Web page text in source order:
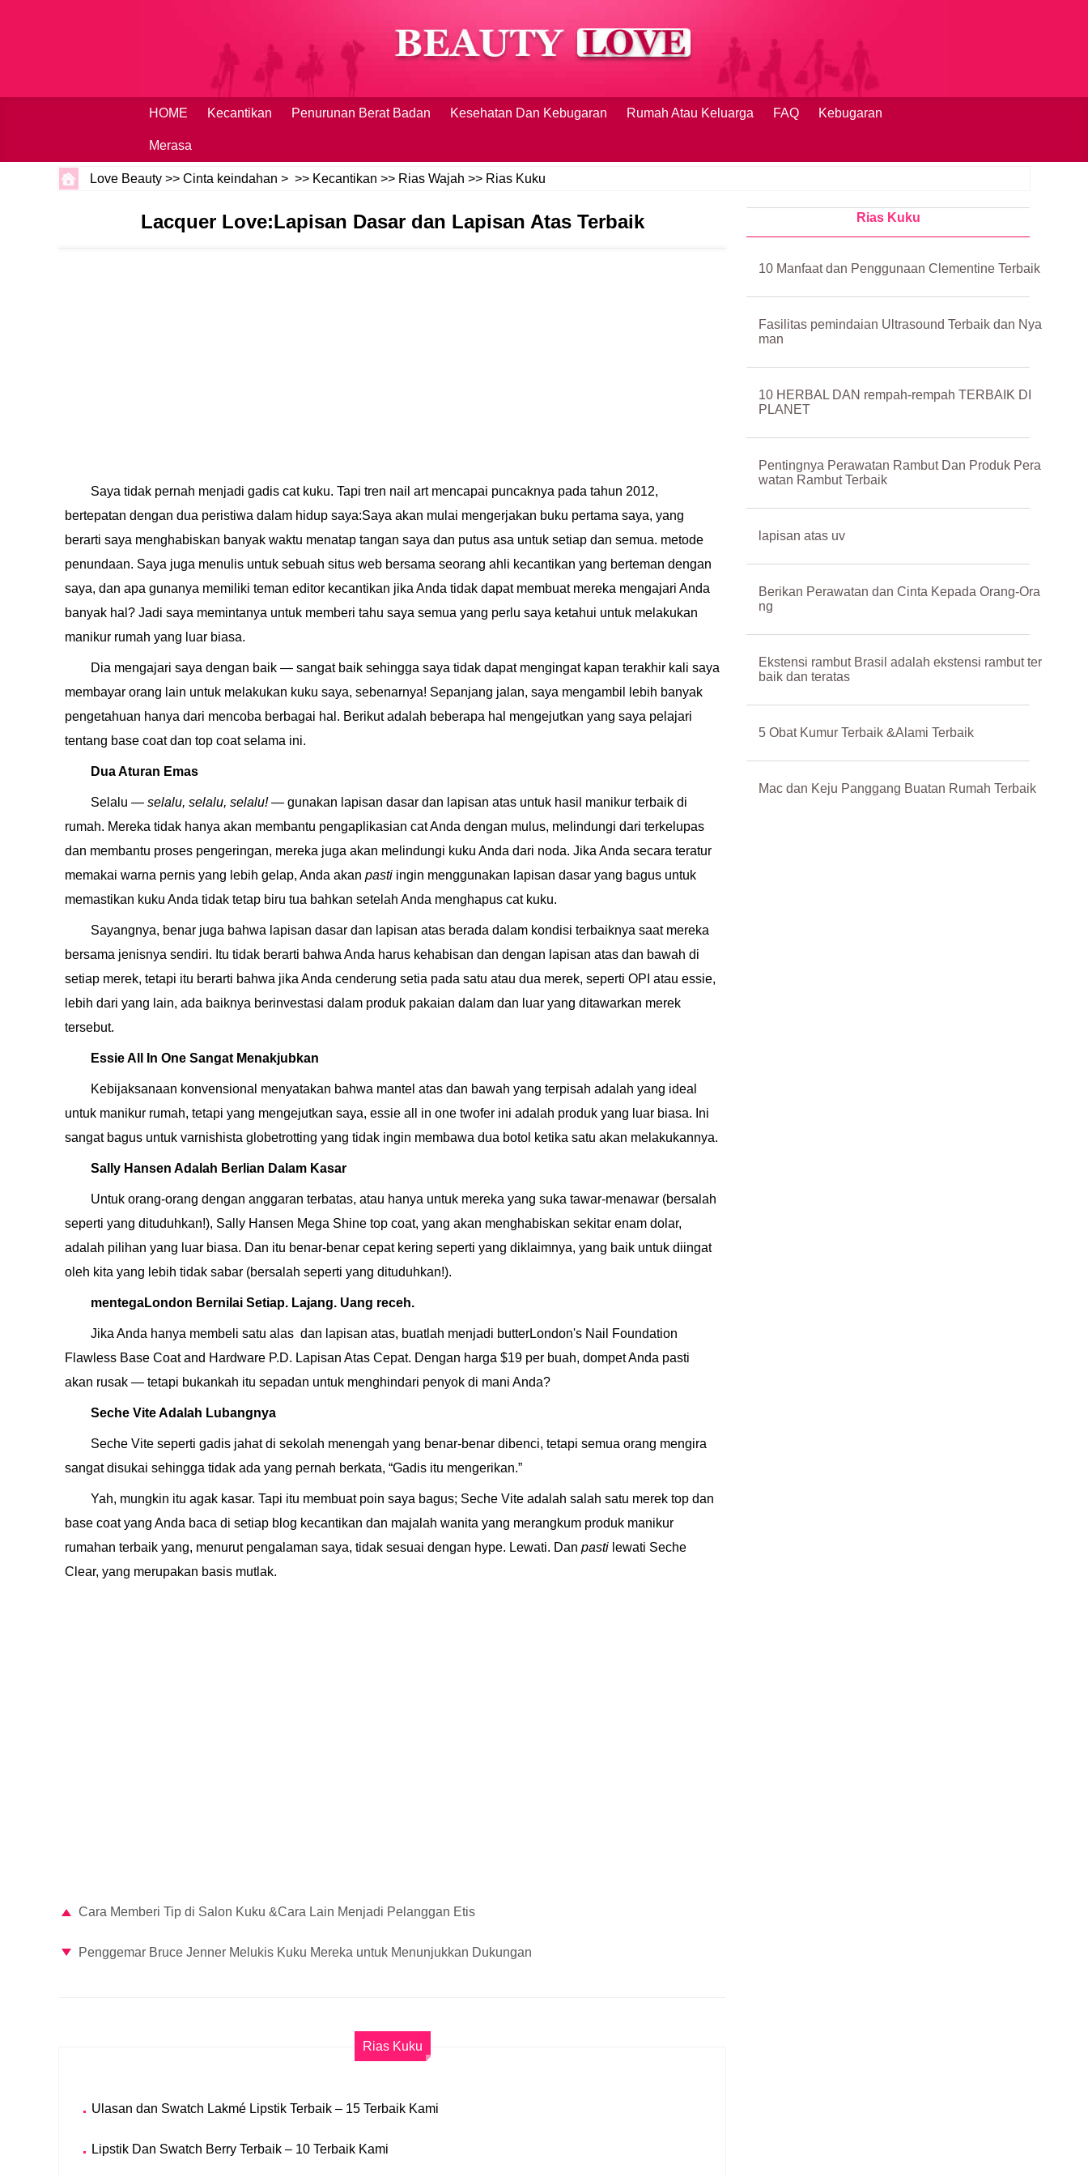
HOME Kecantikan Penurunan Berat Badan Kesehatan Dan Kebugaran Rumah Atau Keluarga FAQ Kebugaran
Merasa
Love Beauty >> Cinta keindahan > >> Kecantikan >> Rias Wajah >> Rias Kuku
Lacquer Love:Lapisan Dasar dan Lapisan Atas Terbaik
Saya tidak pernah menjadi gadis cat kuku. Tapi tren nail art mencapai puncaknya pada tahun 2012,
bertepatan dengan dua peristiwa dalam hidup saya:Saya akan mulai mengerjakan buku pertama saya, yang
berarti saya menghabiskan banyak waktu menatap tangan saya dan putus asa untuk setiap dan semua. metode
penundaan. Saya juga menulis untuk sebuah situs web bersama seorang ahli kecantikan yang berteman dengan
saya, dan apa gunanya memiliki teman editor kecantikan jika Anda tidak dapat membuat mereka mengajari Anda
banyak hal? Jadi saya memintanya untuk memberi tahu saya semua yang perlu saya ketahui untuk melakukan
manikur rumah yang luar biasa.
Dia mengajari saya dengan baik — sangat baik sehingga saya tidak dapat mengingat kapan terakhir kali saya
membayar orang lain untuk melakukan kuku saya, sebenarnya! Sepanjang jalan, saya mengambil lebih banyak
pengetahuan hanya dari mencoba berbagai hal. Berikut adalah beberapa hal mengejutkan yang saya pelajari
tentang base coat dan top coat selama ini.
Dua Aturan Emas
Selalu — selalu, selalu, selalu!— gunakan lapisan dasar dan lapisan atas untuk hasil manikur terbaik di
rumah. Mereka tidak hanya akan membantu pengaplikasian cat Anda dengan mulus, melindungi dari terkelupas
dan membantu proses pengeringan, mereka juga akan melindungi kuku Anda dari noda. Jika Anda secara teratur
memakai warna pernis yang lebih gelap, Anda akan pasti ingin menggunakan lapisan dasar yang bagus untuk
memastikan kuku Anda tidak tetap biru tua bahkan setelah Anda menghapus cat kuku.
Sayangnya, benar juga bahwa lapisan dasar dan lapisan atas berada dalam kondisi terbaiknya saat mereka
bersama jenisnya sendiri. Itu tidak berarti bahwa Anda harus kehabisan dan dengan lapisan atas dan bawah di
setiap merek, tetapi itu berarti bahwa jika Anda cenderung setia pada satu atau dua merek, seperti OPI atau essie,
lebih dari yang lain, ada baiknya berinvestasi dalam produk pakaian dalam dan luar yang ditawarkan merek
tersebut.
Essie All In One Sangat Menakjubkan
Kebijaksanaan konvensional menyatakan bahwa mantel atas dan bawah yang terpisah adalah yang ideal
untuk manikur rumah, tetapi yang mengejutkan saya, essie all in one twofer ini adalah produk yang luar biasa. Ini
sangat bagus untuk varnishista globetrotting yang tidak ingin membawa dua botol ketika satu akan melakukannya.
Sally Hansen Adalah Berlian Dalam Kasar
Untuk orang-orang dengan anggaran terbatas, atau hanya untuk mereka yang suka tawar-menawar (bersalah
seperti yang dituduhkan!), Sally Hansen Mega Shine top coat, yang akan menghabiskan sekitar enam dolar,
adalah pilihan yang luar biasa. Dan itu benar-benar cepat kering seperti yang diklaimnya, yang baik untuk diingat
oleh kita yang lebih tidak sabar (bersalah seperti yang dituduhkan!).
mentegaLondon Bernilai Setiap. Lajang. Uang receh.
Jika Anda hanya membeli satu alas dan lapisan atas, buatlah menjadi butterLondon's Nail Foundation
Flawless Base Coat and Hardware P.D. Lapisan Atas Cepat. Dengan harga $19 per buah, dompet Anda pasti
akan rusak — tetapi bukankah itu sepadan untuk menghindari penyok di mani Anda?
Seche Vite Adalah Lubangnya
Seche Vite seperti gadis jahat di sekolah menengah yang benar-benar dibenci, tetapi semua orang mengira
sangat disukai sehingga tidak ada yang pernah berkata, “Gadis itu mengerikan.”
Yah, mungkin itu agak kasar. Tapi itu membuat poin saya bagus; Seche Vite adalah salah satu merek top dan
base coat yang Anda baca di setiap blog kecantikan dan majalah wanita yang merangkum produk manikur
rumahan terbaik yang, menurut pengalaman saya, tidak sesuai dengan hype. Lewati. Dan pasti lewati Seche
Clear, yang merupakan basis mutlak.
Cara Memberi Tip di Salon Kuku &Cara Lain Menjadi Pelanggan Etis
Penggemar Bruce Jenner Melukis Kuku Mereka untuk Menunjukkan Dukungan
Rias Kuku
Ulasan dan Swatch Lakmé Lipstik Terbaik – 15 Terbaik Kami
Lipstik Dan Swatch Berry Terbaik – 10 Terbaik Kami
Rias Kuku
10 Manfaat dan Penggunaan Clementine Terbaik
Fasilitas pemindaian Ultrasound Terbaik dan Nya
man
10 HERBAL DAN rempah-rempah TERBAIK DI
PLANET
Pentingnya Perawatan Rambut Dan Produk Pera
watan Rambut Terbaik
lapisan atas uv
Berikan Perawatan dan Cinta Kepada Orang-Ora
ng
Ekstensi rambut Brasil adalah ekstensi rambut ter
baik dan teratas
5 Obat Kumur Terbaik &Alami Terbaik
Mac dan Keju Panggang Buatan Rumah Terbaik